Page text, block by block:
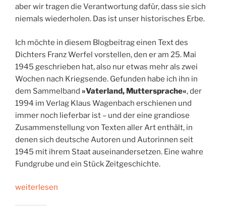
aber wir tragen die Verantwortung dafür, dass sie sich
niemals wiederholen. Das ist unser historisches Erbe.
Ich möchte in diesem Blogbeitrag einen Text des
Dichters Franz Werfel vorstellen, den er am 25. Mai
1945 geschrieben hat, also nur etwas mehr als zwei
Wochen nach Kriegsende. Gefunden habe ich ihn in
dem Sammelband »Vaterland, Muttersprache«, der
1994 im Verlag Klaus Wagenbach erschienen und
immer noch lieferbar ist – und der eine grandiose
Zusammenstellung von Texten aller Art enthält, in
denen sich deutsche Autoren und Autorinnen seit
1945 mit ihrem Staat auseinandersetzen. Eine wahre
Fundgrube und ein Stück Zeitgeschichte.
„Eine
weiterlesen